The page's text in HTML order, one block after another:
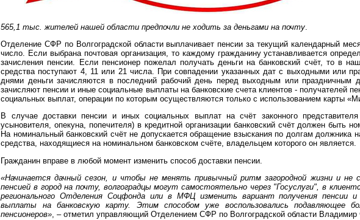
565,1 тыс. жителей нашей области предпочли не ходить за деньгами на почту
Отделение СФР по Волгоградской области выплачивает пенсии за текущий календарный
число. Если выбрана почтовая организация, то каждому гражданину устанавливается
зачисления пенсии. Если пенсионер пожелал получать деньги на банковский счёт, то в
средства поступают 4, 11 или 21 числа. При совпадении указанных дат с выходными или
днями деньги зачисляются в последний рабочий день перед выходным или праздничным
зачисляют пенсии и иные социальные выплаты на банковские счета клиентов - получателей
социальных выплат, операции по которым осуществляются только с использованием карты
В случае доставки пенсии и иных социальных выплат на счёт законного представителя
усыновителя, опекуна, попечителя) в кредитной организации банковский счёт должен быть
На номинальный банковский счёт не допускается обращение взыскания по долгам должника
средства, находящиеся на номинальном банковском счёте, владельцем которого он является.
Гражданин вправе в любой момент изменить способ доставки пенсии.
«Начинается дачный сезон, и чтобы не менять привычный ритм загородной жизни и не
пенсией в город на почту, волгоградцы могут самостоятельно через "Госуслуги", в
регионального Отделения Соцфонда или в МФЦ изменить вариант получения пенсии и
выплаты на банковскую карту. Этим способом уже воспользовались подавляющее
пенсионеров» , – отметил управляющий Отделением СФР по Волгоградской области Владимир